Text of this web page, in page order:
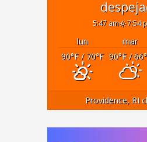
5:47 am 7:54
lun mar
90°F/ 70°F 90°F/ 66
Providence, RI